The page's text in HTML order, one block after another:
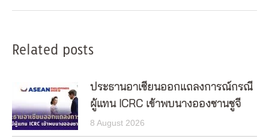
Related posts
ประธานอาเซียนออกแถลงการณ์กรณี
ผู้แทน ICRC เข้าพบนางอองซานซูจี
8 August 2026